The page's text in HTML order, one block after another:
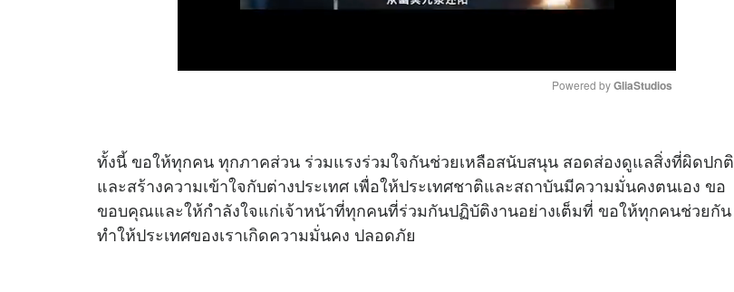
u
t
e
Powered by GliaStudios
ทั้งนี้ ขอให้ทุกคน ทุกภาคส่วน ร่วมแรงร่วมใจกันช่วยเหลือสนับสนุน สอดส่องดูแลสิ่งที่ผิดปกติ
และสร้างความเข้าใจกับต่างประเทศ เพื่อให้ประเทศชาติและสถาบันมีความมั่นคงตนเอง ขอ
ขอบคุณและให้กำลังใจแก่เจ้าหน้าที่ทุกคนที่ร่วมกันปฏิบัติงานอย่างเต็มที่ ขอให้ทุกคนช่วยกัน
ทำให้ประเทศของเราเกิดความมั่นคง ปลอดภัย